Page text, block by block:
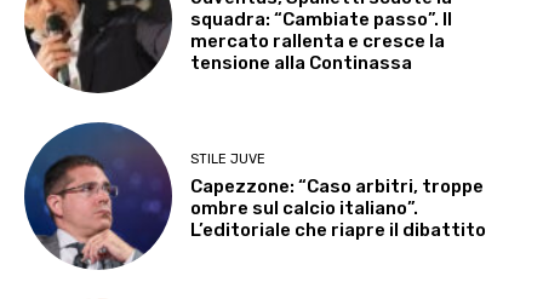
squadra: “Cambiate passo”. Il
mercato rallenta e cresce la
tensione alla Continassa
STILE JUVE
Capezzone: “Caso arbitri, troppe
ombre sul calcio italiano”.
L’editoriale che riapre il dibattito